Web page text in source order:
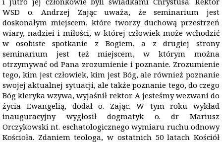
WSD o. Andrzej Zając uważa, że seminarium jest
doskonałym miejscem, które tworzy duchową przestrzeń
wiary, nadziei i miłości, w której człowiek może wchodzić
w osobiste spotkanie z Bogiem, a z drugiej strony
seminarium jest też miejscem, w którym można
otrzymywać od Pana zrozumienie i poznanie. Zrozumienie
tego, kim jest człowiek, kim jest Bóg, ale również poznanie
swojej aktualnej sytuacji, ale także poznanie tego, do czego
Bóg kleryka wzywa, wyjaśnił rektor. A jesteśmy wezwani do
życia Ewangelią, dodał o. Zając. W tym roku wykład
inauguracyjny wygłosił dogmatyk o. dr Mariusz
Orczykowski nt. eschatologicznego wymiaru ruchu odnowy
Kościoła. Zdaniem teologa, w ostatnich 50 latach Kościół